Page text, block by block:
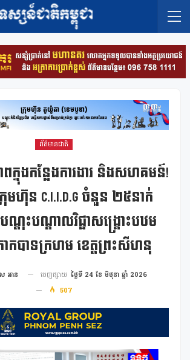
ព័ត៌មានជាតិ
ពក្នុងកន្លែងការងារ និងសហគមន៍!
មហ៊ុន C.I.I.D.G ចំនួន ២៥នាក់
តុះបណ្តាលវិជ្ជាសង្គ្រោះបឋម
កបាទក្រហម ខេត្តព្រះសីហនុ
អាន ចេញផ្សាយ ថ្ងៃទី 24 ខែ មិថុនា ឆ្នាំ 2026
507